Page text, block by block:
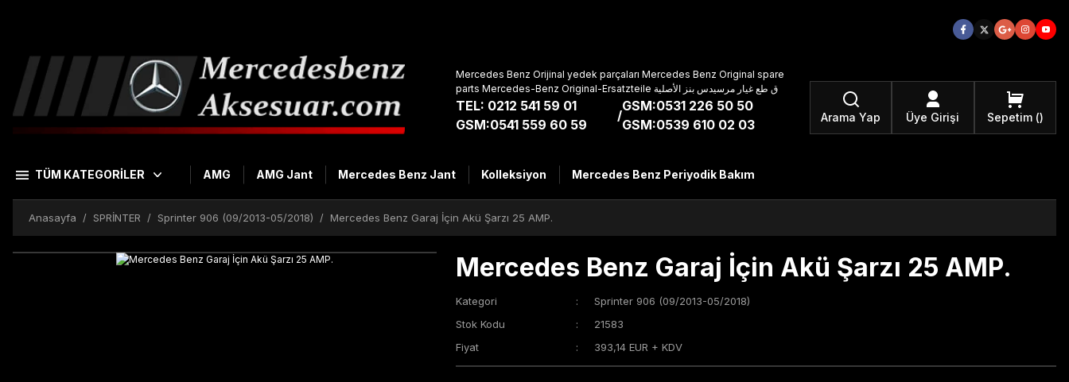
Mercedes Benz Orijinal yedek parçaları Mercedes Benz Original spare
parts Mercedes-Benz Original-Ersatzteile ق طع غيار مرسيدس بنز الأصلية
TEL: 0212 541 59 01
GSM:0541 559 60 59
/
GSM:0531 226 50 50
GSM:0539 610 02 03
Arama Yap Üye Girişi Sepetim
TÜM KATEGORİLER AMG AMG Jant Mercedes Benz Jant Kolleksiyon Mercedes Benz Periyodik Bakım
Anasayfa SPRİNTER Sprinter 906 (09/2013-05/2018) Mercedes Benz Garaj İçin Akü Şarzı 25 AMP.
Mercedes Benz Garaj İçin Akü Şarzı 25 AMP.
Kategori
Sprinter 906 (09/2013-05/2018)
Stok Kodu
21583
Fiyat
393,14 EUR + KDV